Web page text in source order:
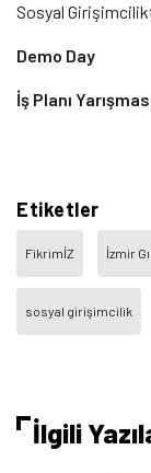
Sosyal
Demo Day
İş Planı
Etiketler
FikrimİZ İzmir
sosyal girişimcilik
İlgili